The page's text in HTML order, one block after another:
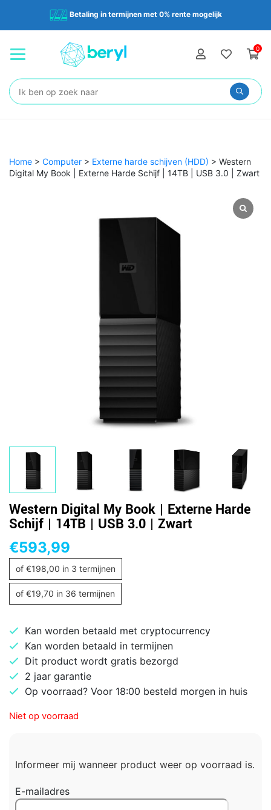
Betaling in termijnen met 0% rente mogelijk
0
Zoeken:
Home > Computer > Externe harde schijven (HDD) > Western
Digital My Book | Externe Harde Schijf | 14TB | USB 3.0 | Zwart
Western Digital My Book | Externe Harde
Schijf | 14TB | USB 3.0 | Zwart
€593,99
of €198,00 in 3 termijnen
of €19,70 in 36 termijnen
Kan worden betaald met cryptocurrency
Kan worden betaald in termijnen
Dit product wordt gratis bezorgd
2 jaar garantie
Op voorraad? Voor 18:00 besteld morgen in huis
Niet op voorraad
Informeer mij wanneer product weer op voorraad is.
E-mailadres